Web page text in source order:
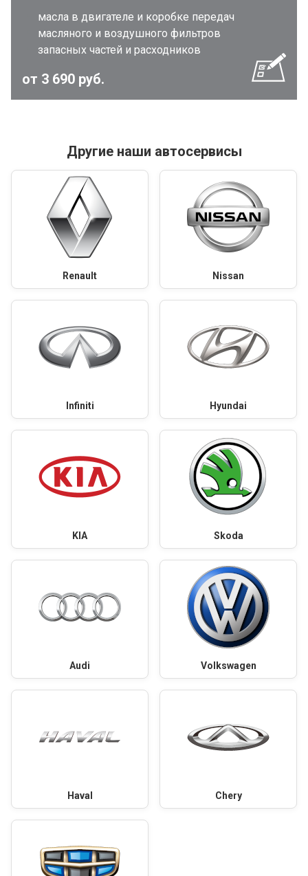
масла в двигателе и коробке передач
масляного и воздушного фильтров
запасных частей и расходников
от 3 690 руб.
Другие наши автосервисы
Renault Nissan
Infiniti Hyundai
KIA Skoda
Audi Volkswagen
Haval Chery